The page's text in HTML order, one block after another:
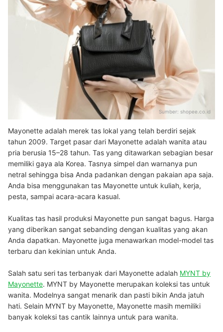
Sumber: shopee.co.id
Mayonette adalah merek tas lokal yang telah berdiri sejak
tahun 2009. Target pasar dari Mayonette adalah wanita atau
pria berusia 15–28 tahun. Tas yang ditawarkan sebagian besar
memiliki gaya ala Korea. Tasnya simpel dan warnanya pun
netral sehingga bisa Anda padankan dengan pakaian apa saja.
Anda bisa menggunakan tas Mayonette untuk kuliah, kerja,
pesta, sampai acara-acara kasual.
Kualitas tas hasil produksi Mayonette pun sangat bagus. Harga
yang diberikan sangat sebanding dengan kualitas yang akan
Anda dapatkan. Mayonette juga menawarkan model-model tas
terbaru dan kekinian untuk Anda.
Salah satu seri tas terbanyak dari Mayonette adalah MYNT by
Mayonette. MYNT by Mayonette merupakan koleksi tas untuk
wanita. Modelnya sangat menarik dan pasti bikin Anda jatuh
hati. Selain MYNT by Mayonette, Mayonette masih memiliki
banyak koleksi tas cantik lainnya untuk para wanita.